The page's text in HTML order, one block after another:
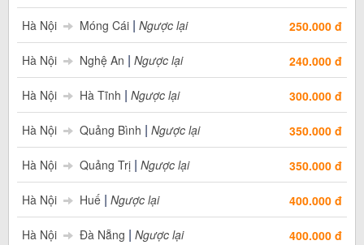
Hà Nội Móng Cái | Ngược lại 250.000 đ
Hà Nội Nghệ An | Ngược lại 240.000 đ
Hà Nội Hà Tĩnh | Ngược lại 300.000 đ
Hà Nội Quảng Bình | Ngược lại 350.000 đ
Hà Nội Quảng Trị | Ngược lại 350.000 đ
Hà Nội Huế | Ngược lại 400.000 đ
Hà Nội Đà Nẵng | Ngược lại 400.000 đ